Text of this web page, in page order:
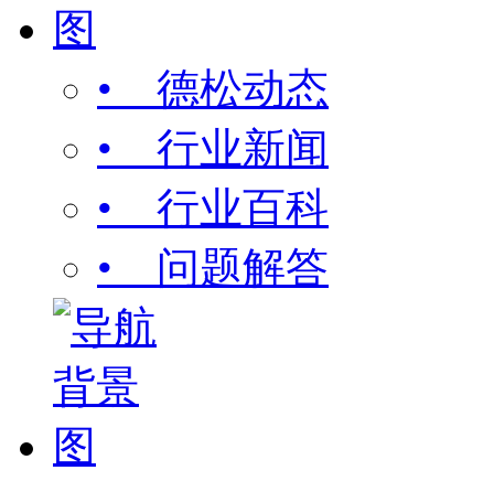
• 德松动态
• 行业新闻
• 行业百科
• 问题解答